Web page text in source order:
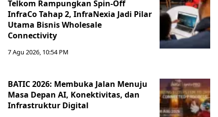
Telkom Rampungkan Spin-Off
InfraCo Tahap 2, InfraNexia Jadi Pilar
Utama Bisnis Wholesale
Connectivity
7 Agu 2026, 10:54 PM
BATIC 2026: Membuka Jalan Menuju
Masa Depan AI, Konektivitas, dan
Infrastruktur Digital